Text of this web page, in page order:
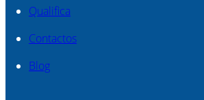
Qualifica
Contactos
Blog